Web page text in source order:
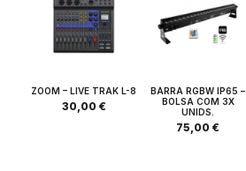
ZOOM – LIVE TRAK L-8
30,00 €
BARRA RGBW IP65 –
BOLSA COM 3X
UNIDS.
75,00€